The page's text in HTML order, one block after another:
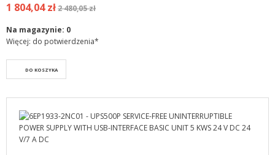
1 804,04 zł2 480,05 zł
Na magazynie: 0
Więcej: do potwierdzenia*
DO KOSZYKA